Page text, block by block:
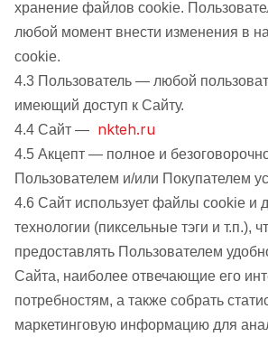
хранение файлов cookie.
любой момент внести изменения в
cookie.
4.3 Пользователь — любой
имеющий доступ к Сайту.
4.4 Сайт — nkteh.ru
4.5 Акцепт — полное и
Пользователем и/или Покупателем
4.6 Сайт использует файлы cookie и
технологии (пиксельные тэги и т.п.),
предоставлять Пользователем
Сайта, наиболее отвечающие его
потребностям, а также собрать
маркетинговую информацию для